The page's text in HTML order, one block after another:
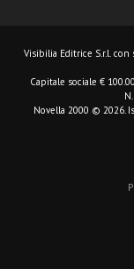
Visibilia Editrice S.r.l. con
Capitale sociale €
Novella 2000 © 2026.